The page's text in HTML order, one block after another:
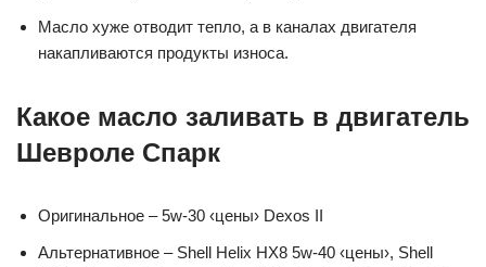
Масло хуже отводит тепло, а в каналах двигателя
накапливаются продукты износа.
Какое масло заливать в двигатель
Шевроле Спарк
Оригинальное – 5w-30 ‹цены› Dexos II
Альтернативное – Shell Helix HX8 5w-40 ‹цены›, Shell